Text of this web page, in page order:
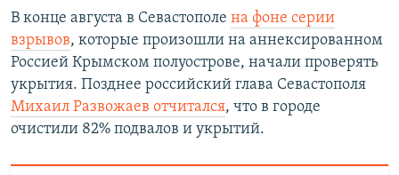
В конце августа в Севастополе на фоне серии
взрывов, которые произошли на аннексированном
Россией Крымском полуострове, начали проверять
укрытия. Позднее российский глава Севастополя
Михаил Развожаев отчитался, что в городе
очистили 82% подвалов и укрытий.